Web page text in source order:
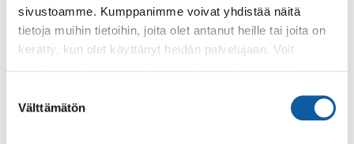
sivustoamme. Kumppanimme voivat yhdistää näitä
tietoja muihin tietoihin, joita olet antanut heille tai joita on
kerätty, kun olet käyttänyt heidän palvelujaan. Voit
valinta
Välttämätön
Sivut
Parantolan polku
vaihtelee Nummen komeasta hongikosta...